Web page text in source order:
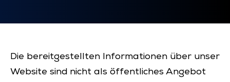
Die bereitgestellten Informationen über unser
Website sind nicht als öffentliches Angebot